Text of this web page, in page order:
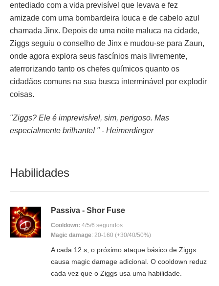
entediado com a vida previsível que levava e fez
amizade com uma bombardeira louca e de cabelo azul
chamada Jinx. Depois de uma noite maluca na cidade,
Ziggs seguiu o conselho de Jinx e mudou-se para Zaun,
onde agora explora seus fascínios mais livremente,
aterrorizando tanto os chefes químicos quanto os
cidadãos comuns na sua busca interminável por explodir
coisas.
"Ziggs? Ele é imprevisível, sim, perigoso. Mas
especialmente brilhante! " - Heimerdinger
Habilidades
Passiva - Shor Fuse
Cooldown: 4/5/6 segundos
Magic damage: 20-160 (+30/40/50%)
A cada 12 s, o próximo ataque básico de Ziggs
causa magic damage adicional. O cooldown reduz
cada vez que o Ziggs usa uma habilidade.